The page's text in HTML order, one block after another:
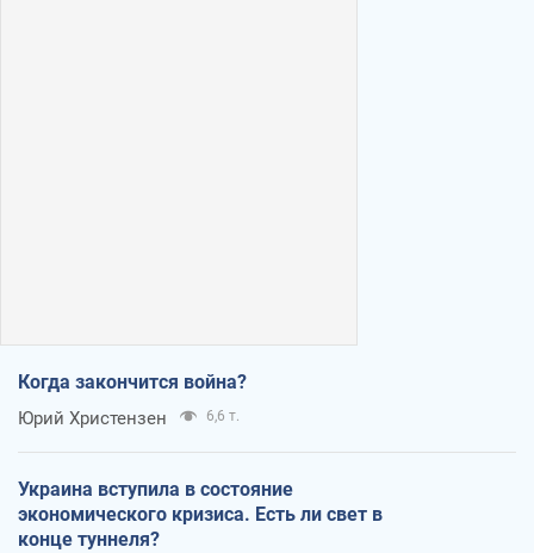
Когда закончится война?
Юрий Христензен 6,6 т.
Украина вступила в состояние
экономического кризиса. Есть ли свет в
конце туннеля?